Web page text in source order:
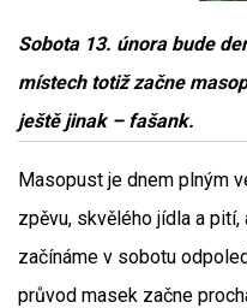
Sobota 13. února bude
místech totiž začne
ještě jinak – fašank.
Masopust je dnem plným
zpěvu, skvělého jídla a pití,
začínáme v sobotu
průvod masek začne